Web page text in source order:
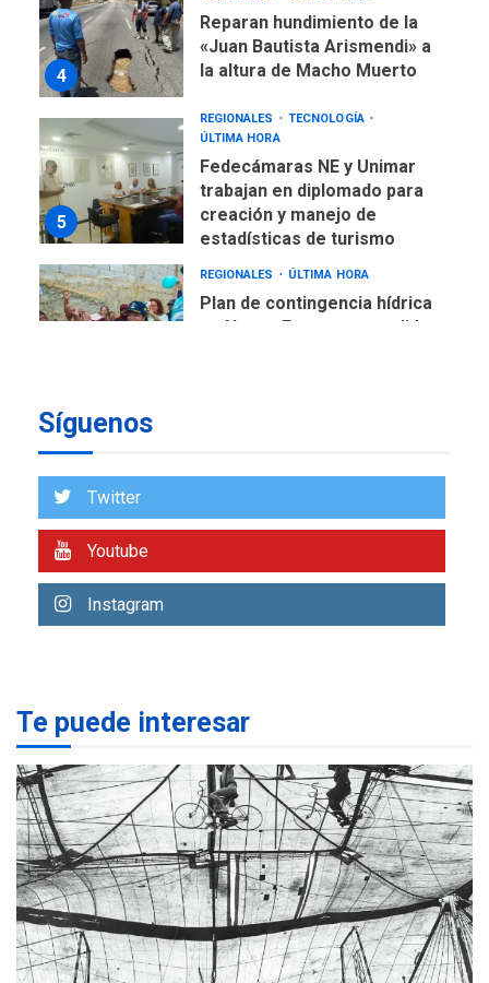
5
REGIONALES
TECNOLOGÍA
ÚLTIMA HORA
Fedecámaras NE y Unimar
creación y manejo de
6
REGIONALES ÚLTIMA HORA
Plan de contingencia hídrica
en Nueva Esparta consolida
avances en territorio
7
1
REGIONALES ÚLTIMA HORA
eleva sus velas en
Margarita será sede de
3
Mariño fortalece capacidad
operativa con flota
vehicular de 60 unidades
adquiridas en un año de
gestión
REGIONALES ÚLTIMA HORA
Reparan hundimiento de la
«Juan Bautista Arismendi» a
Síguenos
Twitter
Youtube
Instagram
Te puede interesar